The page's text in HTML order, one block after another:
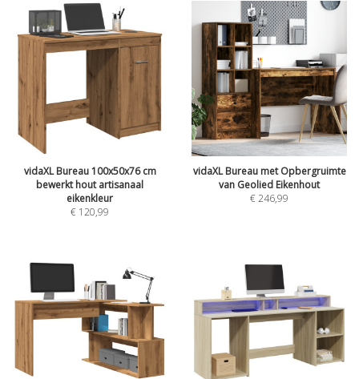
vidaXL Bureau 100x50x76 cm
bewerkt hout artisanaal
eikenkleur
€ 120,99
vidaXL Bureau met Opbergruimte
van Geolied Eikenhout
€246,99